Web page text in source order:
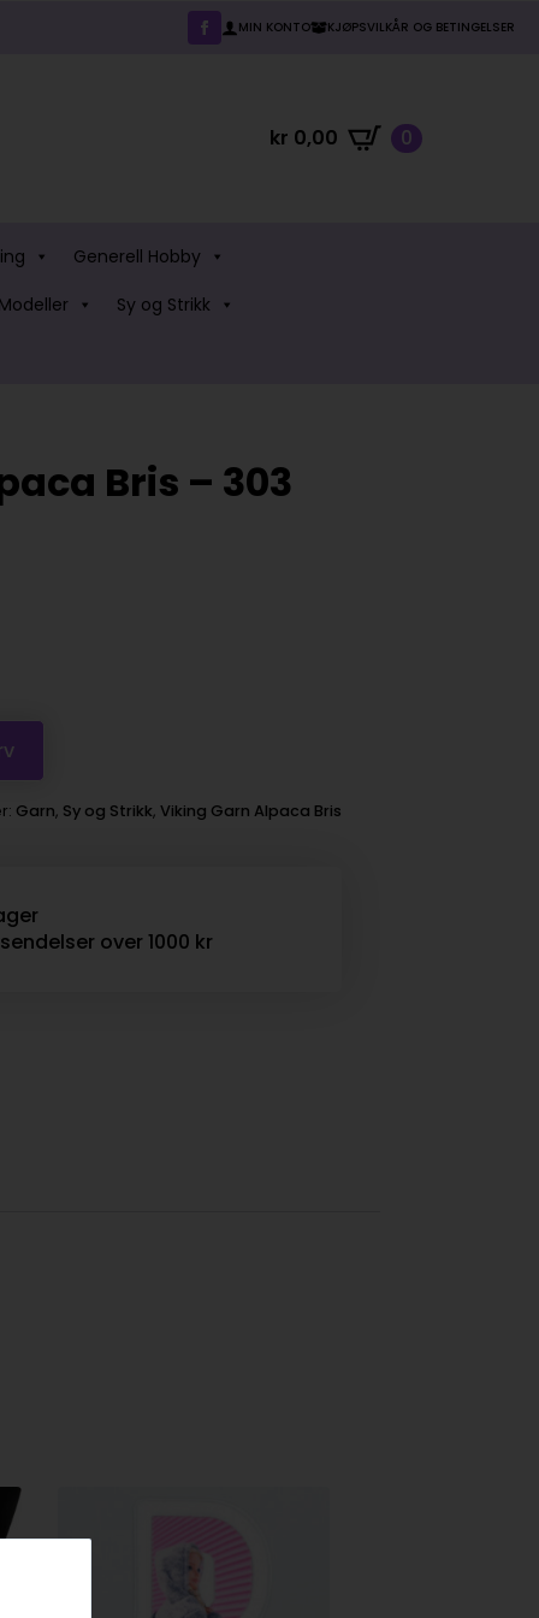
MIN KONTO KJØPSVILKÅR OG BETINGELSER
kr 0,00 0
Generell Hobby
Sy og Strikk
Bris – 303
Garn, Sy og Strikk, Viking Garn Alpaca Bris
over 1000 kr